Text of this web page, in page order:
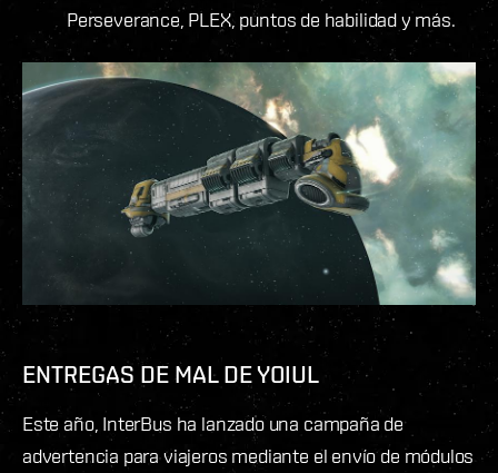
Perseverance, PLEX, puntos de habilidad y más.
ENTREGAS DE MAL DE YOIUL
Este año, InterBus ha lanzado una campaña de
advertencia para viajeros mediante el envío de módulos